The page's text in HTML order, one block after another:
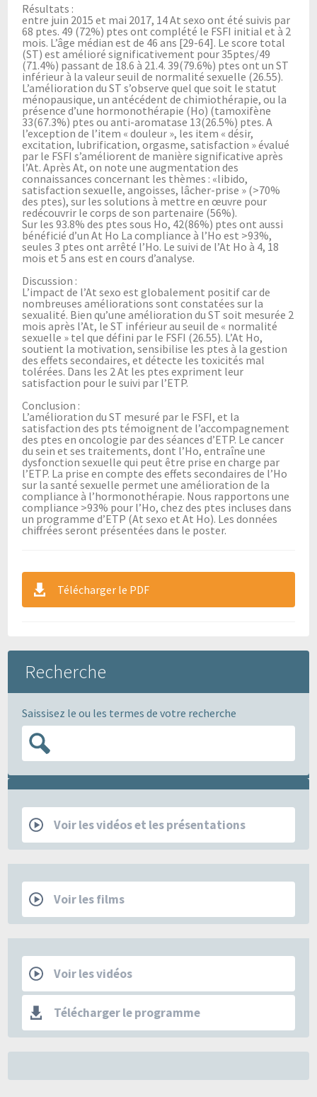
Résultats :
entre juin 2015 et mai 2017, 14 At sexo ont été suivis par
68 ptes. 49 (72%) ptes ont complété le FSFI initial et à 2
mois. L’âge médian est de 46 ans [29-64]. Le score total
(ST) est amélioré significativement pour 35ptes/49
(71.4%) passant de 18.6 à 21.4. 39(79.6%) ptes ont un ST
inférieur à la valeur seuil de normalité sexuelle (26.55).
L’amélioration du ST s’observe quel que soit le statut
ménopausique, un antécédent de chimiothérapie, ou la
présence d’une hormonothérapie (Ho) (tamoxifène
33(67.3%) ptes ou anti-aromatase 13(26.5%) ptes. A
l’exception de l’item « douleur », les item « désir,
excitation, lubrification, orgasme, satisfaction » évalué
par le FSFI s’améliorent de manière significative après
l’At. Après At, on note une augmentation des
connaissances concernant les thèmes : «libido,
satisfaction sexuelle, angoisses, lâcher-prise » (>70%
des ptes), sur les solutions à mettre en œuvre pour
redécouvrir le corps de son partenaire (56%).
Sur les 93.8% des ptes sous Ho, 42(86%) ptes ont aussi
bénéficié d’un At Ho La compliance à l’Ho est >93%,
seules 3 ptes ont arrêté l’Ho. Le suivi de l’At Ho à 4, 18
mois et 5 ans est en cours d’analyse.
Discussion :
L’impact de l’At sexo est globalement positif car de
nombreuses améliorations sont constatées sur la
sexualité. Bien qu’une amélioration du ST soit mesurée 2
mois après l’At, le ST inférieur au seuil de « normalité
sexuelle » tel que défini par le FSFI (26.55). L’At Ho,
soutient la motivation, sensibilise les ptes à la gestion
des effets secondaires, et détecte les toxicités mal
tolérées. Dans les 2 At les ptes expriment leur
satisfaction pour le suivi par l’ETP.
Conclusion :
L’amélioration du ST mesuré par le FSFI, et la
satisfaction des pts témoignent de l’accompagnement
des ptes en oncologie par des séances d’ETP. Le cancer
du sein et ses traitements, dont l’Ho, entraîne une
dysfonction sexuelle qui peut être prise en charge par
l’ETP. La prise en compte des effets secondaires de l’Ho
sur la santé sexuelle permet une amélioration de la
compliance à l’hormonothérapie. Nous rapportons une
compliance >93% pour l’Ho, chez des ptes incluses dans
un programme d’ETP (At sexo et At Ho). Les données
chiffrées seront présentées dans le poster.
Télécharger le PDF
Recherche
Saissisez le ou les termes de votre recherche
RCP
Voir les vidéos et les présentations
Films
Voir les films
Les Mercredis de la SFSPM
Voir les vidéos
Télécharger le programme